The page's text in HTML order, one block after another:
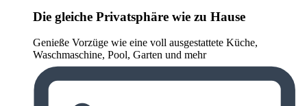
Die gleiche Privatsphäre wie zu Hause
Genieße Vorzüge wie eine voll ausgestattete Küche,
Waschmaschine, Pool, Garten und mehr